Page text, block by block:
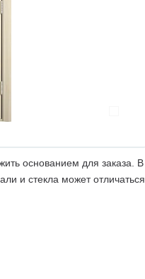
основанием для заказа. В
и стекла может отличаться